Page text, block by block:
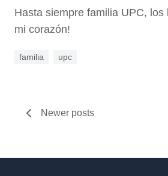
Hasta siempre familia UPC, los
mi corazón!
familia upc
Newer posts